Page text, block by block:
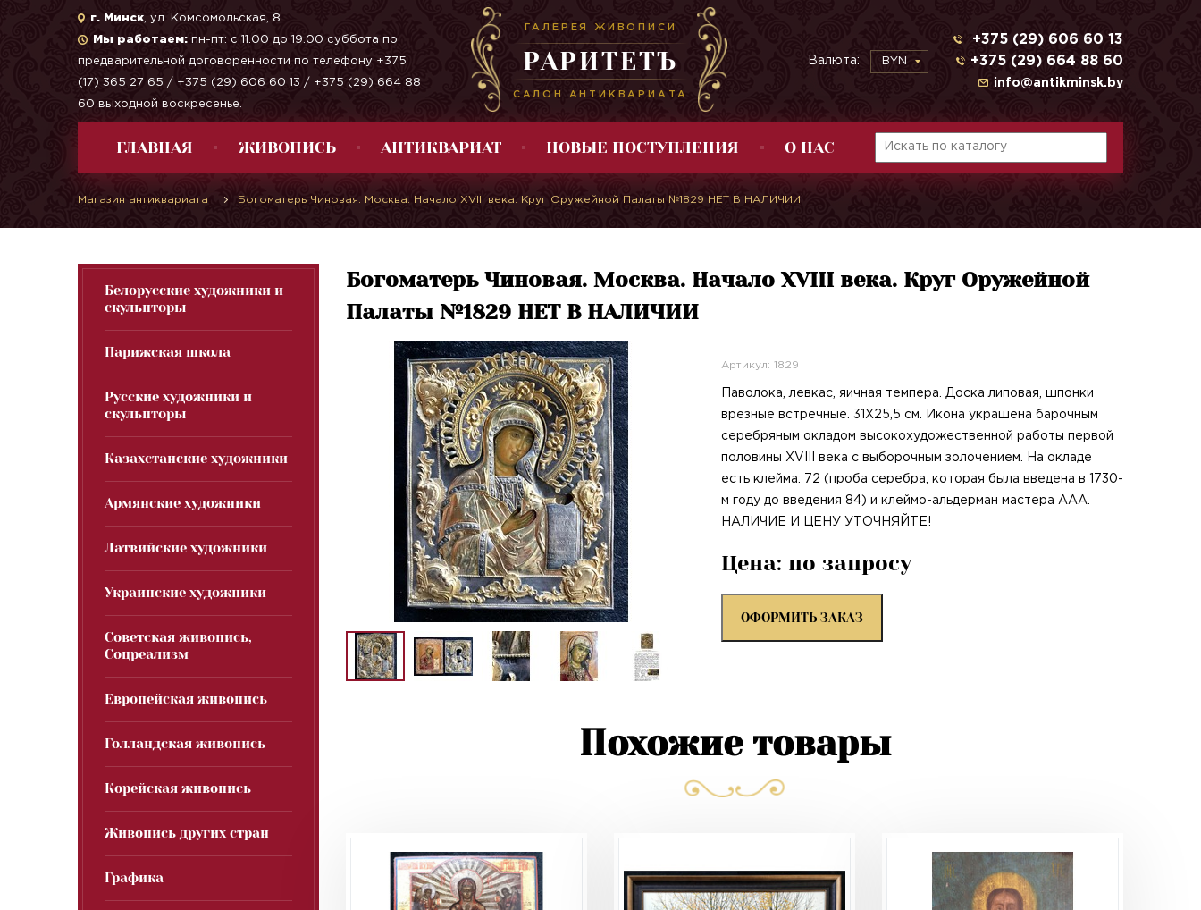
ГАЛЕРЕЯ ЖИВОПИСИ
РАРИТЕТЪ
САЛОН АНТИКВАРИАТА
г. Минск , ул. Комсомольская, 8
Мы работаем: пн-пт: с 11.00 до 19.00 суббота по
предварительной договоренности по телефону +375
(17) 365 27 65 / +375 (29) 606 60 13 / +375 (29) 664 88
60 выходной воскресенье.
Валюта: BYN
+375 (29) 606 60 13
+375 (29) 664 88 60
info@antikminsk.by
ГЛАВНАЯ ЖИВОПИСЬ АНТИКВАРИАТ НОВЫЕ ПОСТУПЛЕНИЯ О НАС
Магазин антиквариата Богоматерь Чиновая. Москва. Начало XVIII века. Круг Оружейной Палаты №1829 НЕТ В НАЛИЧИИ
Белорусские художники и
скульпторы
Парижская школа
Русские художники и
скульпторы
Казахстанские художники
Армянские художники
Латвийские художники
Украинские художники
Советская живопись,
Соцреализм
Европейская живопись
Голландская живопись
Корейская живопись
Живопись других стран
Графика
Богоматерь Чиновая. Москва. Начало XVIII века. Круг Оружейной
Палаты №1829 НЕТ В НАЛИЧИИ
Артикул: 1829
Паволока, левкас, яичная темпера. Доска липовая, шпонки
врезные встречные. 31Х25,5 см. Икона украшена барочным
серебряным окладом высокохудожественной работы первой
половины XVIII века с выборочным золочением. На окладе
есть клейма: 72 (проба серебра, которая была введена в 1730-
м году до введения 84) и клеймо-альдерман мастера ААА.
НАЛИЧИЕ И ЦЕНУ УТОЧНЯЙТЕ!
Цена: по запросу
ОФОРМИТЬ ЗАКАЗ
Похожие товары